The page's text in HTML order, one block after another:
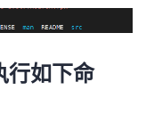
行如下命